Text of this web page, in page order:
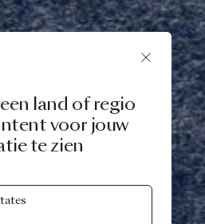
land of regio
voor jouw
te zien